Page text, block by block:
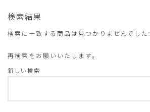
検索結果
検索に一致する商品は見つかりませんでした:
再検索をお願いいたします。
新しい検索